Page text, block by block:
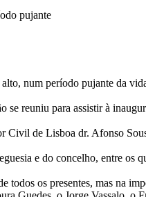
pujante
num período pujante da
se reuniu para assistir à
Civil de Lisboa dr. Afonso
e do concelho, entre os
todos os presentes, mas na